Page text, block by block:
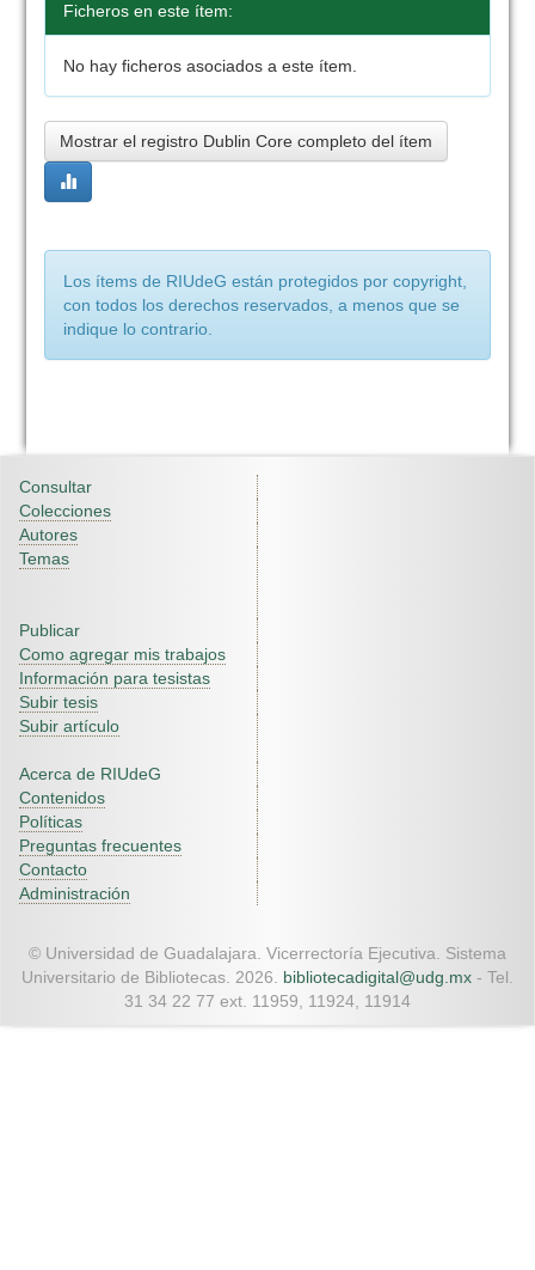
Ficheros en este ítem:
No hay ficheros asociados a este ítem.
Mostrar el registro Dublin Core completo del ítem
Los ítems de RIUdeG están protegidos por copyright,
con todos los derechos reservados, a menos que se
indique lo contrario.
Consultar
Colecciones
Autores
Temas
Publicar
Como agregar mis trabajos
Información para tesistas
Subir tesis
Subir artículo
Acerca de RIUdeG
Contenidos
Políticas
Preguntas frecuentes
Contacto
Administración
© Universidad de Guadalajara. Vicerrectoría Ejecutiva. Sistema
Universitario de Bibliotecas. 2026. bibliotecadigital@udg.mx - Tel.
31 34 22 77 ext. 11959, 11924, 11914